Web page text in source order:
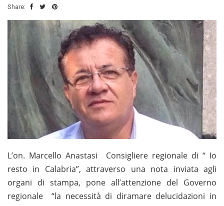
Share:
L’on. Marcello Anastasi Consigliere regionale di “ Io
resto in Calabria”, attraverso una nota inviata agli
organi di stampa, pone all’attenzione del Governo
regionale “la necessità di diramare delucidazioni in